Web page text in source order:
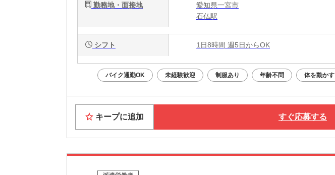
勤務地・面接地
愛知県一宮市
石仏駅
シフト 1日8時間 週5日からOK
バイク通勤OK 未経験歓迎 制服あり 年齢不問 体を動かす
キープに追加 すぐ応募する